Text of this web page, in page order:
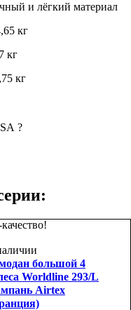
и лёгкий материал
кг
кг
кг
?
большой 4
Worldline 293/L
Airtex